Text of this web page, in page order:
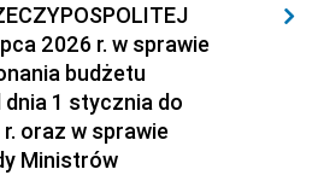
2026 r. w sprawie
budżetu
1 stycznia do
oraz w sprawie
Ministrów